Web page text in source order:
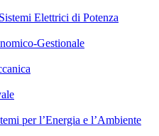
Elettrici di Potenza
Gestionale
per l’Energia e l’Ambiente